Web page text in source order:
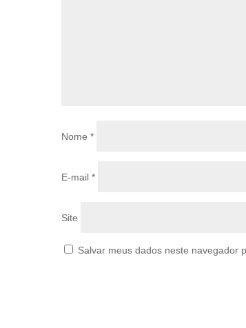
Nome *
E-mail *
Site
Salvar meus dados neste navegador